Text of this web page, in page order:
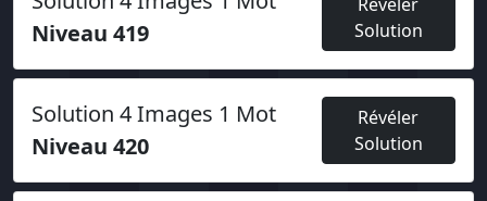
Niveau 419
Solution
Solution 4 Images 1 Mot
Niveau 420
Révéler
Solution